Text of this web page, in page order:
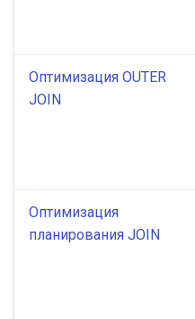
Оптимизация OUTER
JOIN
Оптимизация
планирования JOIN